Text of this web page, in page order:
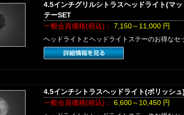
4.5インチグリルシトラスヘッドライト(マ
テーSET
一般会員価格(税込)： 7,150～11,000円
ヘッドライトとヘッドライトステーのお得なセ
4.5インチシトラスヘッドライト(ポリッシ
一般会員価格(税込)： 6,600～10,450円